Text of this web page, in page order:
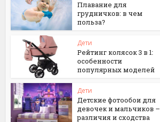
Плавание для
грудничков: в чем
польза?
Дети
Рейтинг колясок 3 в 1:
особенности
популярных моделей
Дети
Детские фотообои для
девочек и мальчиков –
различия и сходства